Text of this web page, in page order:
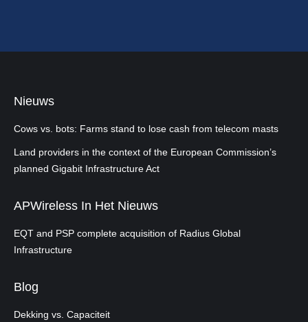
Nieuws
Cows vs. bots: Farms stand to lose cash from telecom masts
Land providers in the context of the European Commission’s
planned Gigabit Infrastructure Act
APWireless In Het Nieuws
EQT and PSP complete acquisition of Radius Global
Infrastructure
Blog
Dekking vs. Capaciteit